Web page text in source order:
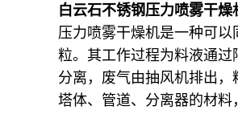
白云石不锈钢压力喷雾干
压力喷雾干燥机是一种可
粒。其工作过程为料液通
分离，废气由抽风机排出
塔体、管道、分离器的材